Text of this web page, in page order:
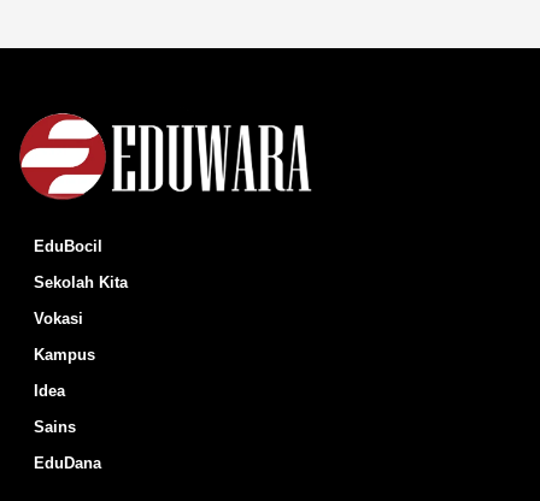
EduBocil
Sekolah Kita
Vokasi
Kampus
Idea
Sains
EduDana